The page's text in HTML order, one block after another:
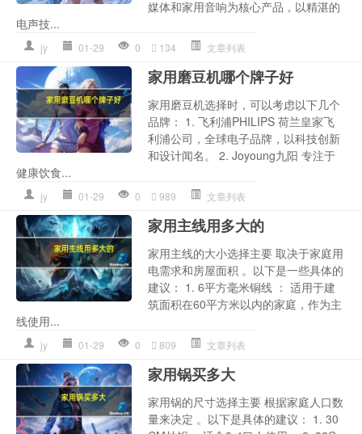
媒体和家用音响为核心产品，以精湛的
电声技...
jy 01-29 0 134 文章列表
家用磨豆机哪个牌子好
家用磨豆机选择时，可以考虑以下几个
品牌： 1. 飞利浦PHILIPS 荷兰皇家飞
利浦公司，全球电子品牌，以科技创新
和设计闻名。 2. Joyoung九阳 专注于
健康饮食...
jy 01-29 0 989 文章列表
家用主线用多大的
家用主线的大小选择主要 取决于家庭用
电需求和房屋面积 。以下是一些具体的
建议： 1. 6平方毫米铜线 ： 适用于建
筑面积在60平方米以内的家庭，作为主
线使用...
jy 01-29 0 809 文章列表
家用锅买多大
家用锅的尺寸选择主要 根据家庭人口数
量来决定 。以下是具体的建议： 1. 30